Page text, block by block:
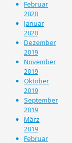
Februar
2020
Januar
2020
Dezember
2019
November
2019
Oktober
2019
September
2019
März
2019
Februar